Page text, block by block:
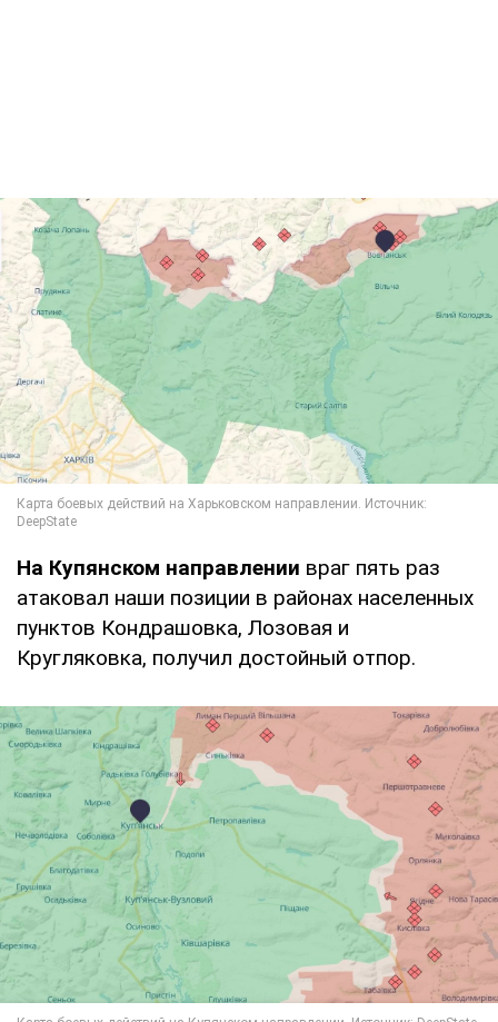
На Купянском направлении враг пять раз
атаковал наши позиции в районах населенных
пунктов Кондрашовка, Лозовая и
Кругляковка, получил достойный отпор.